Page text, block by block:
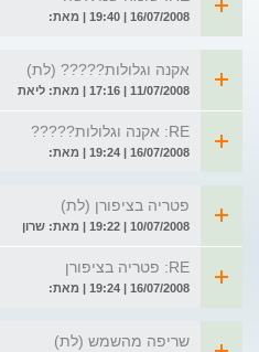
16/07/2008 | 19:40 | מאת:
אקנה וגלולות????? (לת)
11/07/2008 | 17:16 | מאת: ליאת
RE: אקנה וגלולות?????
16/07/2008 | 19:24 | מאת:
פטריה בציפורן (לת)
10/07/2008 | 19:22 | מאת: שרון
RE: פטריה בציפורן
16/07/2008 | 19:24 | מאת:
שריפה מהשמש (לת)